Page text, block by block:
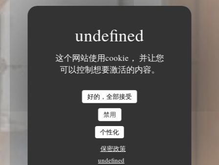
这个网站使用cookie， 并让您
可以控制想要激活的内容。
好的，全部接受
禁用
个性化
保密政策
undefined